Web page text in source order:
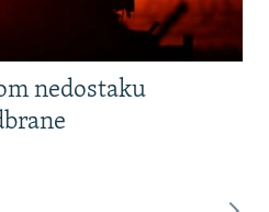
nedostaku